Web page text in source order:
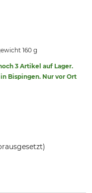
160 g
3 Artikel auf Lager.
Bispingen. Nur vor Ort